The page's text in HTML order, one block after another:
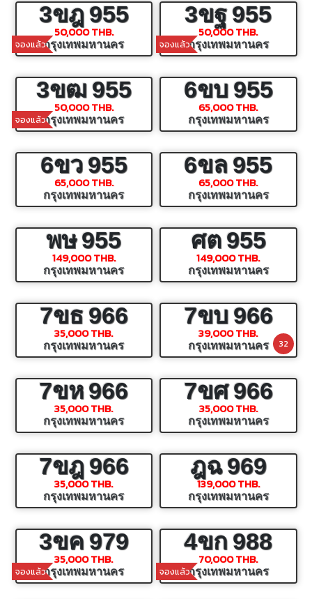
จองแล้ว
3ขฎ955
50,000 THB.
กรุงเทพมหานคร จองแล้ว
3ขฐ955
50,000 THB.
กรุงเทพมหานคร
จองแล้ว
3ขฒ955
50,000 THB.
กรุงเทพมหานคร
6ขบ955
65,000 THB.
กรุงเทพมหานคร
6ขว955
65,000 THB.
กรุงเทพมหานคร
6ขล955
65,000 THB.
กรุงเทพมหานคร
พษ955
149,000 THB.
กรุงเทพมหานคร
ศต955
149,000 THB.
กรุงเทพมหานคร
7ขธ966
35,000 THB.
กรุงเทพมหานคร
7ขบ966
39,000 THB.
กรุงเทพมหานคร 32
7ขห966
35,000 THB.
กรุงเทพมหานคร
7ขศ966
35,000 THB.
กรุงเทพมหานคร
7ขฎ966
35,000 THB.
กรุงเทพมหานคร
ฎฉ969
139,000 THB.
กรุงเทพมหานคร
จองแล้ว
3ขค979
35,000 THB.
กรุงเทพมหานคร จองแล้ว
4ขก988
70,000 THB.
กรุงเทพมหานคร